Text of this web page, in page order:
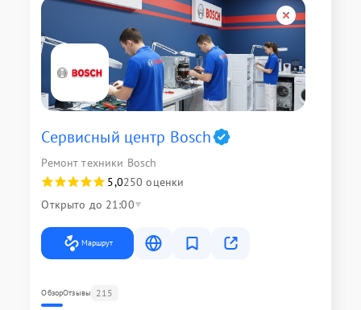
Сервисный центр Bosch
Ремонт техники Bosch
5,0250 оценки
Открыто до 21:00
Маршрут
ОбзорОтзывы 215